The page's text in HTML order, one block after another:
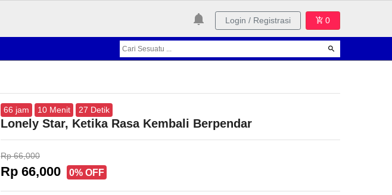
Login / Registrasi 0
66 jam 10 Menit 26 Detik
Lonely Star, Ketika Rasa Kembali Berpendar
Rp 66,000
Rp 66,000 0% OFF